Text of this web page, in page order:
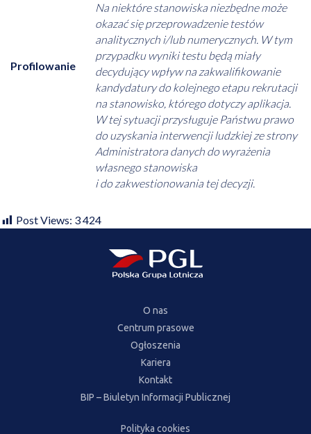
Profilowanie
Na niektóre stanowiska niezbędne może
okazać się przeprowadzenie testów
analitycznych i/lub numerycznych. W tym
przypadku wyniki testu będą miały
decydujący wpływ na zakwalifikowanie
kandydatury do kolejnego etapu rekrutacji
na stanowisko, którego dotyczy aplikacja.
W tej sytuacji przysługuje Państwu prawo
do uzyskania interwencji ludzkiej ze strony
Administratora danych do wyrażenia
własnego stanowiska
i do zakwestionowania tej decyzji.
Post Views: 3 424
O nas
Centrum prasowe
Ogłoszenia
Kariera
Kontakt
BIP – Biuletyn Informacji Publicznej
Polityka cookies